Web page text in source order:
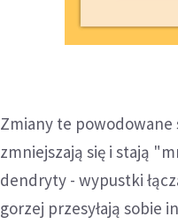
Zmiany te powodowane
zmniejszają się i stają
dendryty - wypustki
gorzej przesyłają sobie